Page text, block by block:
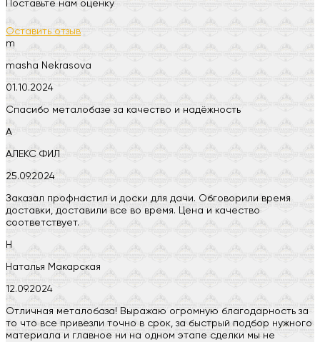
Поставьте нам оценку
Оставить отзыв
m
masha Nekrasova
01.10.2024
Спасибо металобазе за качество и надёжность
А
АЛЕКС ФИЛ
25.09.2024
Заказал профнастил и доски для дачи. Обговорили время
доставки, доставили все во время. Цена и качество
соответствует.
Н
Наталья Макарская
12.09.2024
Отличная металобаза! Выражаю огромную благодарность за
то что все привезли точно в срок, за быстрый подбор нужного
материала и главное ни на одном этапе сделки мы не